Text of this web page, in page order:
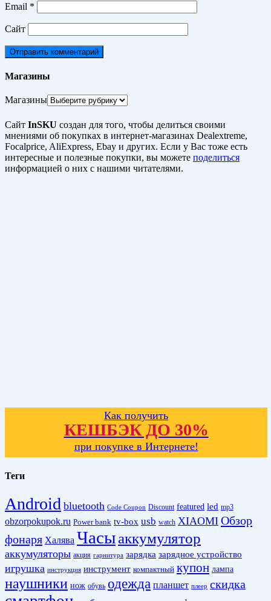
Email *
Сайт
Магазины
Магазины
Сайт InSKU создан для того, чтобы делиться своими
мнениями об покупках в интернет-магазинах Dealextreme,
Focalprice, AliExpress, Ebay и других. Если у Вас тоже есть
интересные и полезные покупки, вы можете поделиться
информацией о них с нашими читателями.
Как получить
КЕШБЭК ДО 30%
при покупке в Интернете!
Теги
Android bluetooth Code Coupon Discount featured led mp3
obzorpokupok.ru Power bank tv-box usb watch XIAOMI Обзор
фонаря Халява Часыаккумулятор
аккумуляторы акция гарнитура зарядка зарядное устройство
игрушка инструкция инструмент компактный купон лампа
наушники нож обувь одежда планшет плеер скидка